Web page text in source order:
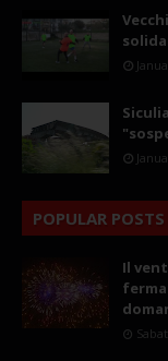
POPULAR POSTS
Il